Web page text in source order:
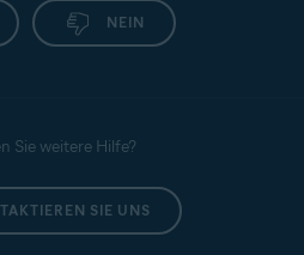
NEIN
Sie weitere Hilfe?
SIE UNS